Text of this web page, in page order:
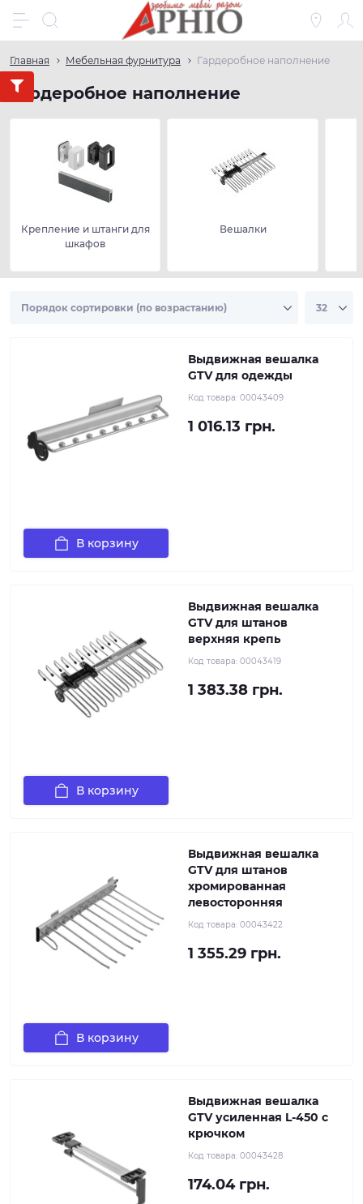
Главная Мебельная фурнитура Гардеробное наполнение
Гардеробное наполнение
Крепление и штанги для
шкафов
Вешалки
Выдвижная вешалка
GTV для одежды
Код товара: 00043409
1 016.13 грн.
В корзину
Выдвижная вешалка
GTV для штанов
верхняя крепь
Код товара: 00043419
1 383.38 грн.
В корзину
Выдвижная вешалка
GTV для штанов
хромированная
левосторонняя
Код товара: 00043422
1 355.29 грн.
В корзину
Выдвижная вешалка
GTV усиленная L-450 с
крючком
Код товара: 00043428
174.04 грн.